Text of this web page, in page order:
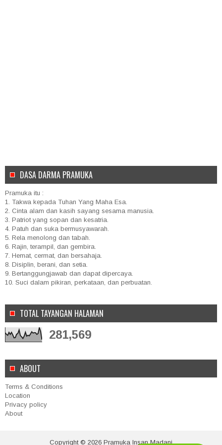
DASA DARMA PRAMUKA
Pramuka itu :
1. Takwa kepada Tuhan Yang Maha Esa.
2. Cinta alam dan kasih sayang sesama manusia.
3. Patriot yang sopan dan kesatria.
4. Patuh dan suka bermusyawarah.
5. Rela menolong dan tabah.
6. Rajin, terampil, dan gembira.
7. Hemat, cermat, dan bersahaja.
8. Disiplin, berani, dan setia.
9. Bertanggungjawab dan dapat dipercaya.
10. Suci dalam pikiran, perkataan, dan perbuatan.
TOTAL TAYANGAN HALAMAN
281,569
ABOUT
Terms & Conditions
Location
Privacy policy
About
Copyright © 2026 Pramuka Insan Madani